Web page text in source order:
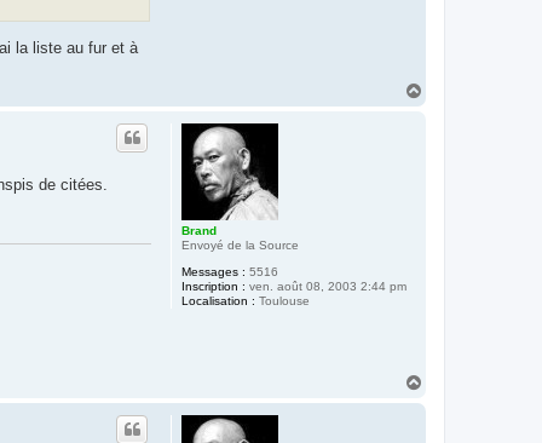
la liste au fur et à
Brand
Envoyé de la Source
Messages : 5516
Inscription : ven. août 08, 2003 2:44 pm
Localisation : Toulouse
de citées.